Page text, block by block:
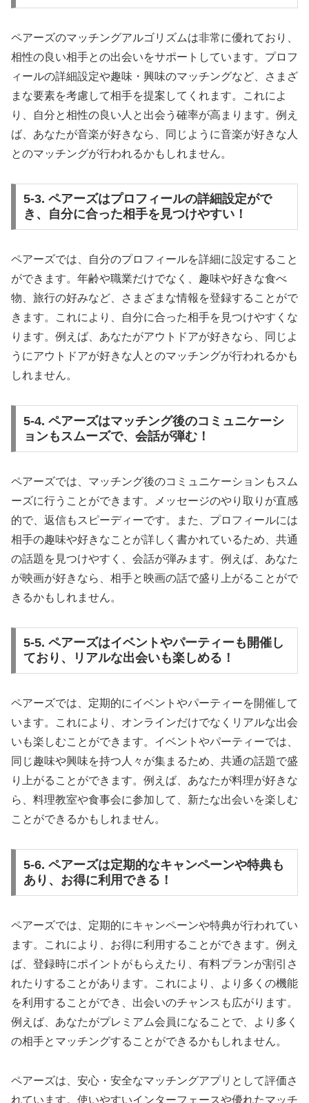
ペアーズのマッチングアルゴリズムは非常に優れており、
相性の良い相手との出会いをサポートしています。プロフ
ィールの詳細設定や趣味・興味のマッチングなど、さまざ
まな要素を考慮して相手を提案してくれます。これによ
り、自分と相性の良い人と出会う確率が高まります。例え
ば、あなたが音楽が好きなら、同じように音楽が好きな人
とのマッチングが行われるかもしれません。
5-3. ペアーズはプロフィールの詳細設定がで
き、自分に合った相手を見つけやすい！
ペアーズでは、自分のプロフィールを詳細に設定すること
ができます。年齢や職業だけでなく、趣味や好きな食べ
物、旅行の好みなど、さまざまな情報を登録することがで
きます。これにより、自分に合った相手を見つけやすくな
ります。例えば、あなたがアウトドアが好きなら、同じよ
うにアウトドアが好きな人とのマッチングが行われるかも
しれません。
5-4. ペアーズはマッチング後のコミュニケーシ
ョンもスムーズで、会話が弾む！
ペアーズでは、マッチング後のコミュニケーションもスム
ーズに行うことができます。メッセージのやり取りが直感
的で、返信もスピーディーです。また、プロフィールには
相手の趣味や好きなことが詳しく書かれているため、共通
の話題を見つけやすく、会話が弾みます。例えば、あなた
が映画が好きなら、相手と映画の話で盛り上がることがで
きるかもしれません。
5-5. ペアーズはイベントやパーティーも開催し
ており、リアルな出会いも楽しめる！
ペアーズでは、定期的にイベントやパーティーを開催して
います。これにより、オンラインだけでなくリアルな出会
いも楽しむことができます。イベントやパーティーでは、
同じ趣味や興味を持つ人々が集まるため、共通の話題で盛
り上がることができます。例えば、あなたが料理が好きな
ら、料理教室や食事会に参加して、新たな出会いを楽しむ
ことができるかもしれません。
5-6. ペアーズは定期的なキャンペーンや特典も
あり、お得に利用できる！
ペアーズでは、定期的にキャンペーンや特典が行われてい
ます。これにより、お得に利用することができます。例え
ば、登録時にポイントがもらえたり、有料プランが割引さ
れたりすることがあります。これにより、より多くの機能
を利用することができ、出会いのチャンスも広がります。
例えば、あなたがプレミアム会員になることで、より多く
の相手とマッチングすることができるかもしれません。
ペアーズは、安心・安全なマッチングアプリとして評価さ
れています。使いやすいインターフェースや優れたマッチ